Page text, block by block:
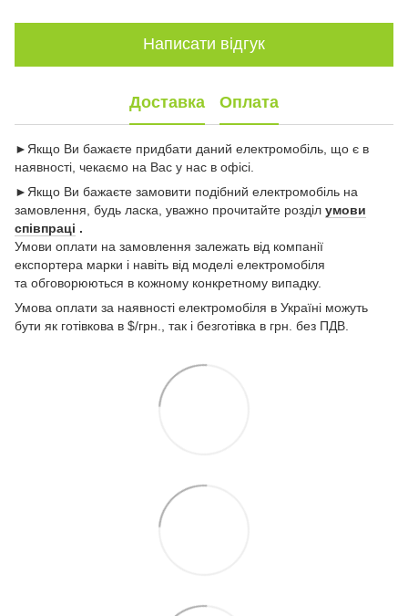
Написати відгук
Доставка Оплата
►Якщо Ви бажаєте придбати даний електромобіль, що є в
наявності, чекаємо на Вас у нас в офісі.
►Якщо Ви бажаєте замовити подібний електромобіль на
замовлення, будь ласка, уважно прочитайте розділ умови
співпраці .
Умови оплати на замовлення залежать від компанії
експортера марки і навіть від моделі електромобіля
та обговорюються в кожному конкретному випадку.
Умова оплати за наявності електромобіля в Україні можуть
бути як готівкова в $/грн., так і безготівка в грн. без ПДВ.